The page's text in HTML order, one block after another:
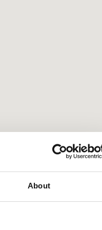
About
Ihre Anfrage